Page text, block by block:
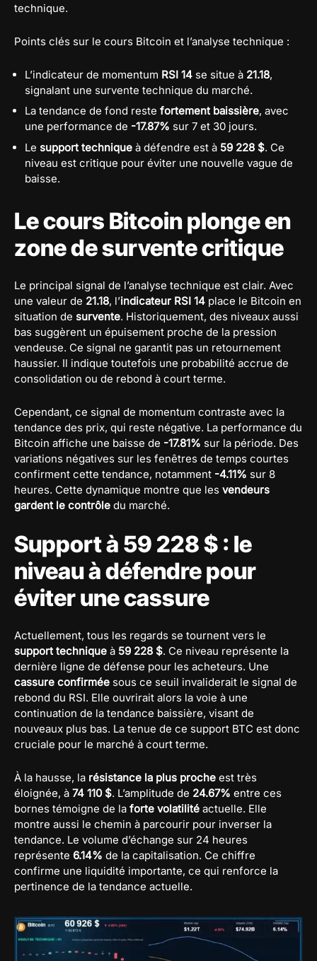
technique.
Points clés sur le cours Bitcoin et l’analyse technique :
L’indicateur de momentum RSI 14 se situe à 21.18,
signalant une survente technique du marché.
La tendance de fond reste fortement baissière, avec
une performance de -17.87% sur 7 et 30 jours.
Le support technique à défendre est à 59 228 $. Ce
niveau est critique pour éviter une nouvelle vague de
baisse.
Le cours Bitcoin plonge en
zone de survente critique
Le principal signal de l’analyse technique est clair. Avec
une valeur de 21.18, l’indicateur RSI 14 place le Bitcoin en
situation de survente. Historiquement, des niveaux aussi
bas suggèrent un épuisement proche de la pression
vendeuse. Ce signal ne garantit pas un retournement
haussier. Il indique toutefois une probabilité accrue de
consolidation ou de rebond à court terme.
Cependant, ce signal de momentum contraste avec la
tendance des prix, qui reste négative. La performance du
Bitcoin affiche une baisse de -17.81% sur la période. Des
variations négatives sur les fenêtres de temps courtes
confirment cette tendance, notamment -4.11% sur 8
heures. Cette dynamique montre que les vendeurs
gardent le contrôle du marché.
Support à 59 228 $ : le
niveau à défendre pour
éviter une cassure
Actuellement, tous les regards se tournent vers le
support technique à 59 228 $. Ce niveau représente la
dernière ligne de défense pour les acheteurs. Une
cassure confirmée sous ce seuil invaliderait le signal de
rebond du RSI. Elle ouvrirait alors la voie à une
continuation de la tendance baissière, visant de
nouveaux plus bas. La tenue de ce support BTC est donc
cruciale pour le marché à court terme.
À la hausse, la résistance la plus proche est très
éloignée, à 74 110 $. L’amplitude de 24.67% entre ces
bornes témoigne de la forte volatilité actuelle. Elle
montre aussi le chemin à parcourir pour inverser la
tendance. Le volume d’échange sur 24 heures
représente 6.14% de la capitalisation. Ce chiffre
confirme une liquidité importante, ce qui renforce la
pertinence de la tendance actuelle.